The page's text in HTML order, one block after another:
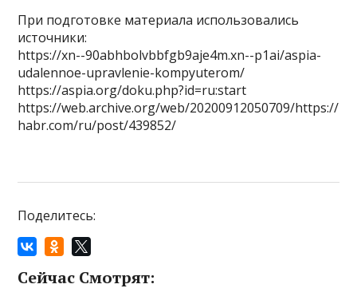
При подготовке материала использовались
источники:
https://xn--90abhbolvbbfgb9aje4m.xn--p1ai/aspia-
udalennoe-upravlenie-kompyuterom/
https://aspia.org/doku.php?id=ru:start
https://web.archive.org/web/20200912050709/https://
habr.com/ru/post/439852/
Поделитесь:
Сейчас Смотрят: